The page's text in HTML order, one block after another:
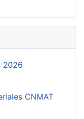
2026
CNMAT